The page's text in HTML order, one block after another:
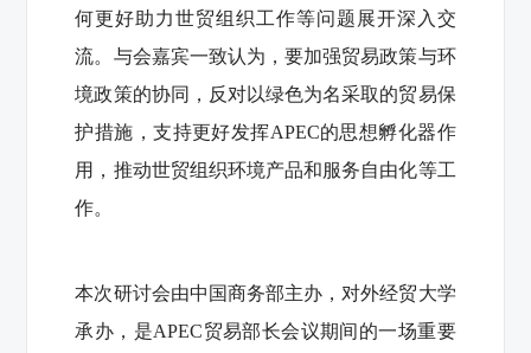
何更好助力世贸组织工作等问题展开深入交
流。与会嘉宾一致认为，要加强贸易政策与环
境政策的协同，反对以绿色为名采取的贸易保
护措施，支持更好发挥APEC的思想孵化器作
用，推动世贸组织环境产品和服务自由化等工
作。
本次研讨会由中国商务部主办，对外经贸大学
承办，是APEC贸易部长会议期间的一场重要